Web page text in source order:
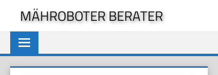
springen
MÄHROBOTER BERATER